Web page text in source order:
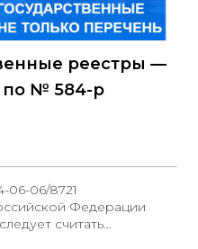
реестры —
по № 584-р
06-06/8721
Федерации
считать